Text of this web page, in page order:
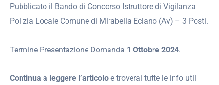
Pubblicato il Bando di Concorso Istruttore di Vigilanza
Polizia Locale Comune di Mirabella Eclano (Av) – 3 Posti.
Termine Presentazione Domanda 1 Ottobre 2024.
Continua a leggere l’articolo e troverai tutte le info utili